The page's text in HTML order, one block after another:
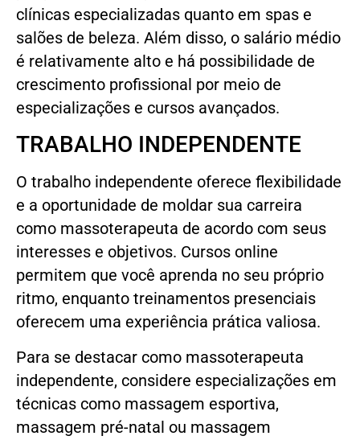
clínicas especializadas quanto em spas e
salões de beleza. Além disso, o salário médio
é relativamente alto e há possibilidade de
crescimento profissional por meio de
especializações e cursos avançados.
TRABALHO INDEPENDENTE
O trabalho independente oferece flexibilidade
e a oportunidade de moldar sua carreira
como massoterapeuta de acordo com seus
interesses e objetivos. Cursos online
permitem que você aprenda no seu próprio
ritmo, enquanto treinamentos presenciais
oferecem uma experiência prática valiosa.
Para se destacar como massoterapeuta
independente, considere especializações em
técnicas como massagem esportiva,
massagem pré-natal ou massagem